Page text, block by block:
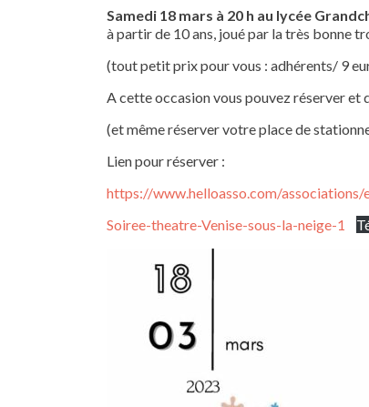
Samedi 18 mars à 20 h au lycée
à partir de 10 ans, joué par la très bonne
(tout petit prix pour vous : adhérents/ 9
A cette occasion vous pouvez réserver et
(et même réserver votre place de
Lien pour réserver :
https://www.helloasso.com/
Soiree-theatre-Venise-sous-la-neige-1